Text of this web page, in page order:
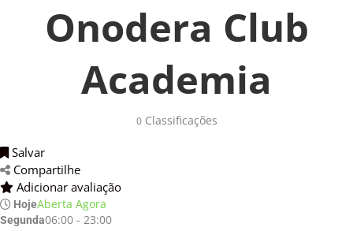
Onodera Club
Academia
0Classificações
Salvar
Compartilhe
Adicionar avaliação
HojeAberta Agora
Segunda06:00 - 23:00